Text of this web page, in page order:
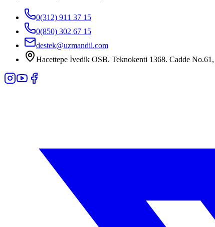
0(312) 911 37 15
0(850) 302 67 15
destek@uzmandil.com
Hacettepe İvedik OSB. Teknokenti 1368. Cadde